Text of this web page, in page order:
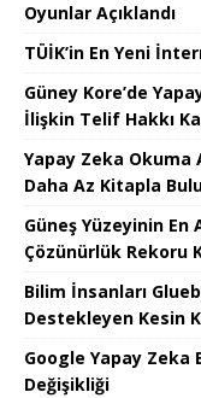
Oyunlar Açıklandı
TÜİK’in En Yeni
Güney Kore’de
İlişkin Telif Hakkı
Yapay Zeka Okuma
Daha Az Kitapla
Güneş Yüzeyinin En
Çözünürlük Rekoru
Bilim İnsanları
Destekleyen Kesin
Google Yapay
Değişikliği